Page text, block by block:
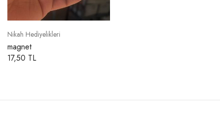
Nikah Hediyelikleri
magnet
17,50 TL